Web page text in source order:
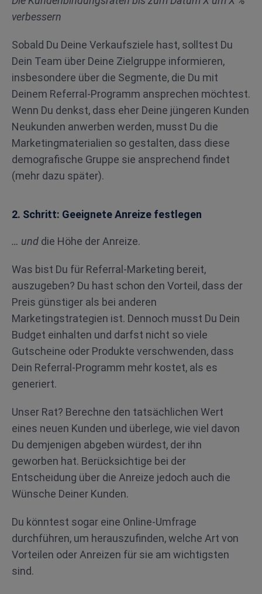
verbessern
Sobald Du Deine Verkaufsziele hast, solltest Du
Dein Team über Deine Zielgruppe informieren,
insbesondere über die Segmente, die Du mit
Deinem Referral-Programm ansprechen möchtest.
Wenn Du denkst, dass eher Deine jüngeren Kunden
Neukunden anwerben werden, musst Du die
Marketingmaterialien so gestalten, dass diese
demografische Gruppe sie ansprechend findet
(mehr dazu später).
2. Schritt: Geeignete Anreize festlegen
… und die Höhe der Anreize.
Was bist Du für Referral-Marketing bereit,
auszugeben? Du hast schon den Vorteil, dass der
Preis günstiger als bei anderen
Marketingstrategien ist. Dennoch musst Du Dein
Budget einhalten und darfst nicht so viele
Gutscheine oder Produkte verschwenden, dass
Dein Referral-Programm mehr kostet, als es
generiert.
Unser Rat? Berechne den tatsächlichen Wert
eines neuen Kunden und überlege, wie viel davon
Du demjenigen abgeben würdest, der ihn
geworben hat. Berücksichtige bei der
Entscheidung über die Anreize jedoch auch die
Wünsche Deiner Kunden.
Du könntest sogar eine Online-Umfrage
durchführen, um herauszufinden, welche Art von
Vorteilen oder Anreizen für sie am wichtigsten
sind.